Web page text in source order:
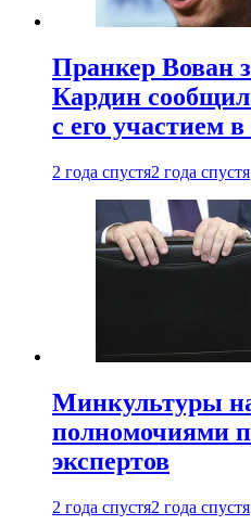
Пранкер Вован
Кардин
с его участием
2 года спустя2 года спустя
Минкультуры
полномочиями
экспертов
2 года спустя2 года спустя